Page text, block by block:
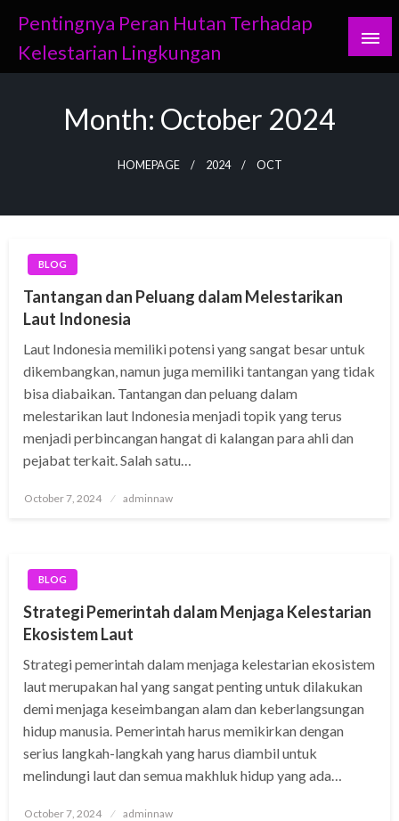
content
Pentingnya Peran Hutan Terhadap
Kelestarian Lingkungan
Month: October 2024
HOMEPAGE 2024 OCT
BLOG
Tantangan dan Peluang dalam Melestarikan
Laut Indonesia
Laut Indonesia memiliki potensi yang sangat besar untuk
dikembangkan, namun juga memiliki tantangan yang tidak
bisa diabaikan. Tantangan dan peluang dalam
melestarikan laut Indonesia menjadi topik yang terus
menjadi perbincangan hangat di kalangan para ahli dan
pejabat terkait. Salah satu…
Posted
October 7, 2024 adminnaw
BLOG
Strategi Pemerintah dalam Menjaga Kelestarian
Ekosistem Laut
Strategi pemerintah dalam menjaga kelestarian ekosistem
laut merupakan hal yang sangat penting untuk dilakukan
demi menjaga keseimbangan alam dan keberlangsungan
hidup manusia. Pemerintah harus memikirkan dengan
serius langkah-langkah yang harus diambil untuk
melindungi laut dan semua makhluk hidup yang ada…
Posted
October 7, 2024 adminnaw